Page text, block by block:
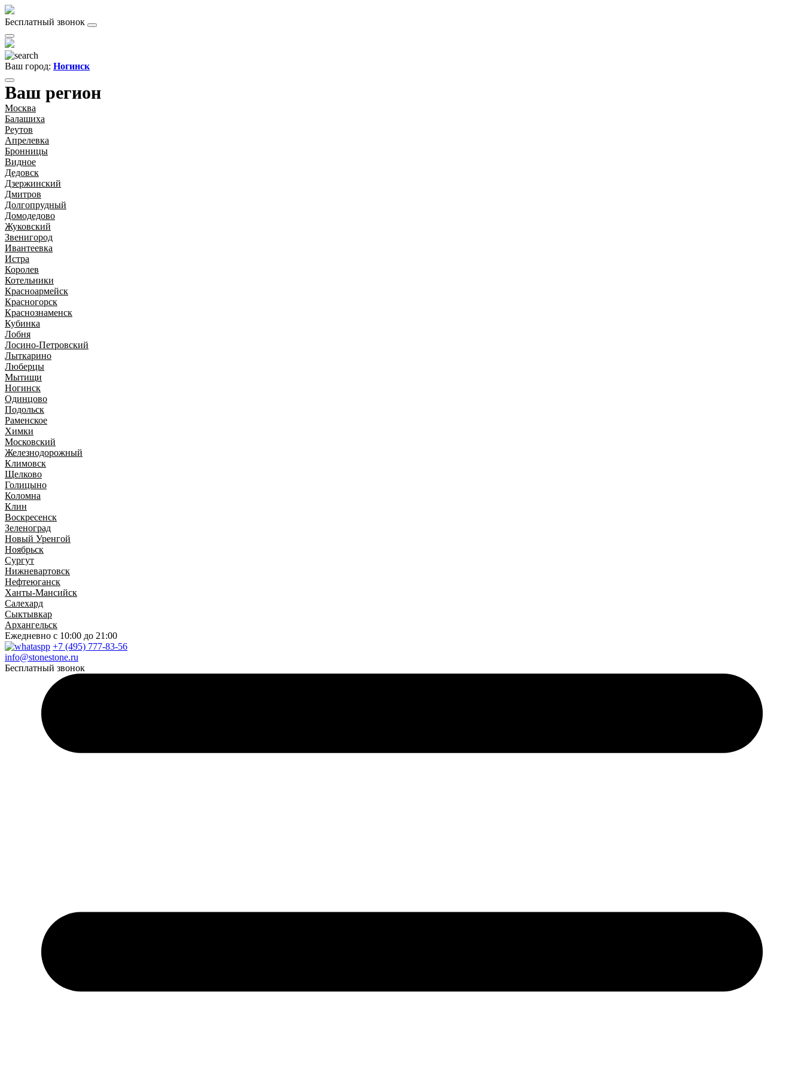
Бесплатный звонок
Ваш город: Ногинск
Ваш регион
Москва
Балашиха
Реутов
Апрелевка
Бронницы
Видное
Дедовск
Дзержинский
Дмитров
Долгопрудный
Домодедово
Жуковский
Звенигород
Ивантеевка
Истра
Королев
Котельники
Красноармейск
Красногорск
Краснознаменск
Кубинка
Лобня
Лосино-Петровский
Лыткарино
Люберцы
Мытищи
Ногинск
Одинцово
Подольск
Раменское
Химки
Московский
Железнодорожный
Климовск
Щелково
Голицыно
Коломна
Клин
Воскресенск
Зеленоград
Новый Уренгой
Ноябрьск
Сургут
Нижневартовск
Нефтеюганск
Ханты-Мансийск
Салехард
Сыктывкар
Архангельск
Ежедневно с 10:00 до 21:00
+7 (495) 777-83-56
info@stonestone.ru
Бесплатный звонок